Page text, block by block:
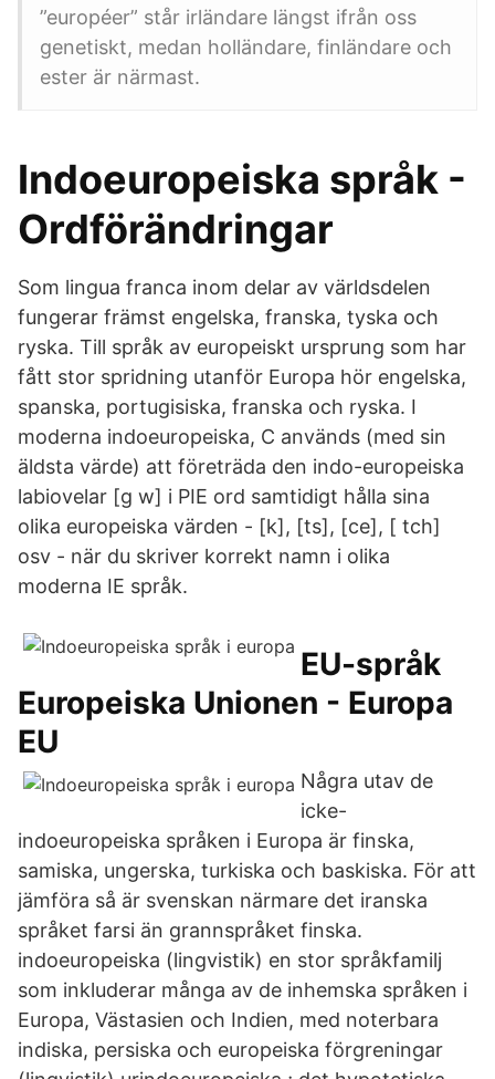
”européer” står irländare längst ifrån oss
genetiskt, medan holländare, finländare och
ester är närmast.
Indoeuropeiska språk -
Ordförändringar
Som lingua franca inom delar av världsdelen
fungerar främst engelska, franska, tyska och
ryska. Till språk av europeiskt ursprung som har
fått stor spridning utanför Europa hör engelska,
spanska, portugisiska, franska och ryska. I
moderna indoeuropeiska, C används (med sin
äldsta värde) att företräda den indo-europeiska
labiovelar [g w] i PIE ord samtidigt hålla sina
olika europeiska värden - [k], [ts], [ce], [ tch]
osv - när du skriver korrekt namn i olika
moderna IE språk.
EU-språk
Europeiska Unionen - Europa
EU
Några utav de
icke-
indoeuropeiska språken i Europa är finska,
samiska, ungerska, turkiska och baskiska. För att
jämföra så är svenskan närmare det iranska
språket farsi än grannspråket finska.
indoeuropeiska (lingvistik) en stor språkfamilj
som inkluderar många av de inhemska språken i
Europa, Västasien och Indien, med noterbara
indiska, persiska och europeiska förgreningar